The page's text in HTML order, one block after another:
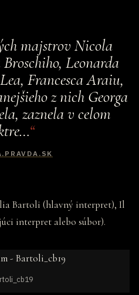
majstrov Nicola
Leonarda
Francesca Araiu,
z nich Georga
zaznela v celom
Bartoli (hlavný interpret), Il
interpret alebo súbor).